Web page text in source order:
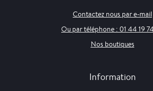
Contactez nous par e-mail
Ou par téléphone : 01 44 19
Nos boutiques
Information